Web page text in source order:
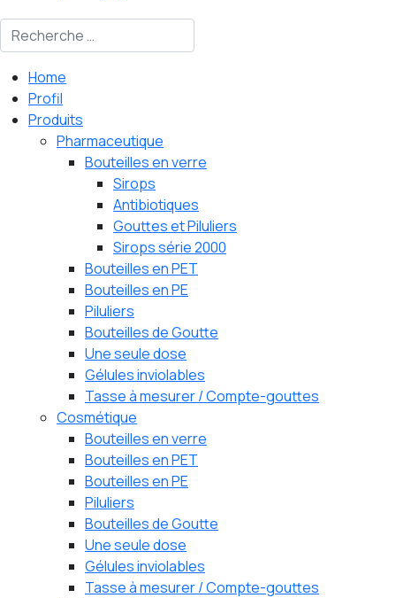
Valider
Home
Profil
Produits
Pharmaceutique
Bouteilles en verre
Sirops
Antibiotiques
Gouttes et Piluliers
Sirops série 2000
Bouteilles en PET
Bouteilles en PE
Piluliers
Bouteilles de Goutte
Une seule dose
Gélules inviolables
Tasse à mesurer / Compte-gouttes
Cosmétique
Bouteilles en verre
Bouteilles en PET
Bouteilles en PE
Piluliers
Bouteilles de Goutte
Une seule dose
Gélules inviolables
Tasse à mesurer / Compte-gouttes